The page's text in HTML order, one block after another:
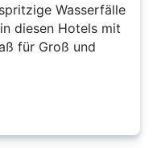
Wasserfälle
diesen Hotels mit
für Groß und